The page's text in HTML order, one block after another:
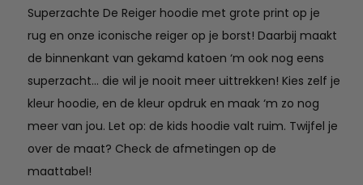
Superzachte De Reiger hoodie met grote print op je
rug en onze iconische reiger op je borst! Daarbij maakt
de binnenkant van gekamd katoen ‘m ook nog eens
superzacht… die wil je nooit meer uittrekken! Kies zelf je
kleur hoodie, en de kleur opdruk en maak ‘m zo nog
meer van jou. Let op: de kids hoodie valt ruim. Twijfel je
over de maat? Check de afmetingen op de
maattabel!